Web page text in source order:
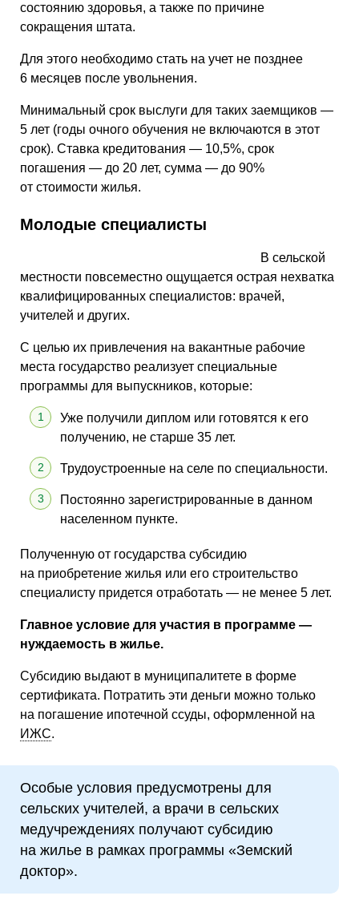
состоянию здоровья, а также по причине
сокращения штата.
Для этого необходимо стать на учет не позднее
6 месяцев после увольнения.
Минимальный срок выслуги для таких заемщиков —
5 лет (годы очного обучения не включаются в этот
срок). Ставка кредитования — 10,5%, срок
погашения — до 20 лет, сумма — до 90%
от стоимости жилья.
Молодые специалисты
В сельской
местности повсеместно ощущается острая нехватка
квалифицированных специалистов: врачей,
учителей и других.
С целью их привлечения на вакантные рабочие
места государство реализует специальные
программы для выпускников, которые:
Уже получили диплом или готовятся к его
получению, не старше 35 лет.
Трудоустроенные на селе по специальности.
Постоянно зарегистрированные в данном
населенном пункте.
Полученную от государства субсидию
на приобретение жилья или его строительство
специалисту придется отработать — не менее 5 лет.
Главное условие для участия в программе —
нуждаемость в жилье.
Субсидию выдают в муниципалитете в форме
сертификата. Потратить эти деньги можно только
на погашение ипотечной ссуды, оформленной на
ИЖС.
Особые условия предусмотрены для
сельских учителей, а врачи в сельских
медучреждениях получают субсидию
на жилье в рамках программы «Земский
доктор».